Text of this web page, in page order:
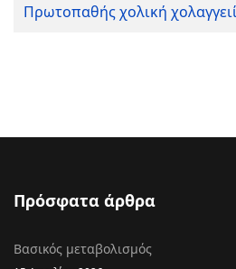
Πρωτοπαθής χολική
Πρόσφατα άρθρα
Βασικός μεταβολισμός